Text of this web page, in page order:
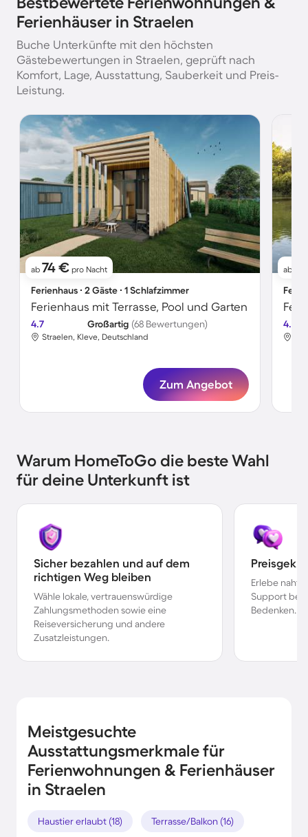
Ferienhäuser in Straelen
Buche Unterkünfte mit den höchsten
Gästebewertungen in Straelen, geprüft nach
Komfort, Lage, Ausstattung, Sauberkeit und Preis-
Leistung.
ab 74 € pro Nacht
Ferienhaus ∙ 2 Gäste ∙ 1 Schlafzimmer
Ferienhaus mit Terrasse, Pool und Garten
4.7 Großartig (68 Bewertungen)
Straelen, Kleve, Deutschland
Zum Angebot
ab
4.8
Warum HomeToGo die beste Wahl
für deine Unterkunft ist
Sicher bezahlen und auf dem
richtigen Weg bleiben
Wähle lokale, vertrauenswürdige
Zahlungsmethoden sowie eine
Reiseversicherung und andere
Zusatzleistungen.
Erlebe
Support bei
Bedenken.
Meistgesuchte
Ausstattungsmerkmale für
Ferienwohnungen & Ferienhäuser
in Straelen
Haustier erlaubt (18) Terrasse/Balkon (16)